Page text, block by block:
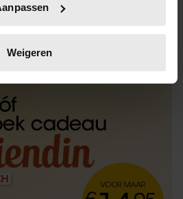
eigenschappen (fingerprinting)
in het
content en advertenties te
voor social media te bieden
te analyseren. Ook delen we
van onze site met onze
adverteren en analyse. Deze
Weigeren